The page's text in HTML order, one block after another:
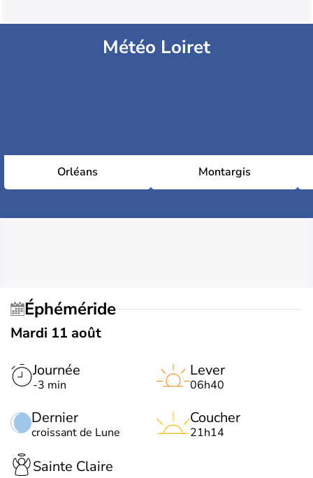
Météo Loiret
Orléans Montargis
Éphéméride
Mardi 11 août
Journée
-3 min
Dernier
croissant de Lune
Lever
06h40
Coucher
21h14
Sainte Claire